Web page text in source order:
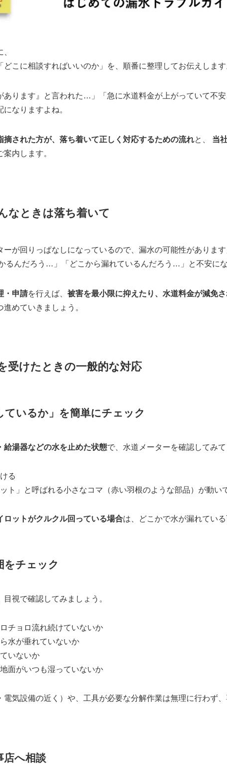
どこに相談すればいいのか」を、順番に整理してお伝えします
あります』と言われた…」「急に水道料金が上がっていて不
なりますよね。
摘された方が、落ち着いて正しく対応するための流れと、 当
内します。
なときは落ち着いて
ーが回りっぱなしになっているので、漏水の可能性がありま
るんだろう…」「どこから漏れているんだろう…」と不安にな
・申請を行えば、 被害を最小限に抑えたり、水道料金が減免
めていきましょう。
受けたときの一般的な対応
いるか」を簡単にチェック
給湯器などの水を止めた状態で、水道メーターを確認してみて
る
ト」と呼ばれる小さなコマ（赤い羽根のような部品）が動い
ロットがクルクル回っている場合は、どこかで水が漏れている
チェック
視で確認してみましょう。
チョロ流れ続けていないか
水が垂れていないか
いないか
面がいつも湿っていないか
気設備の近く）や、工具が必要な分解作業は無理に行わず
へ相談